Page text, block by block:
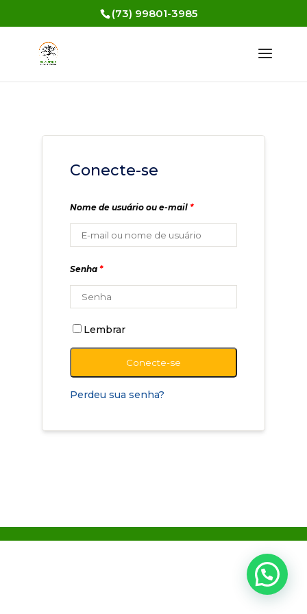
(73) 99801-3985
Conecte-se
Nome de usuário ou e-mail *
Senha *
Lembrar
Conecte-se
Perdeu sua senha?